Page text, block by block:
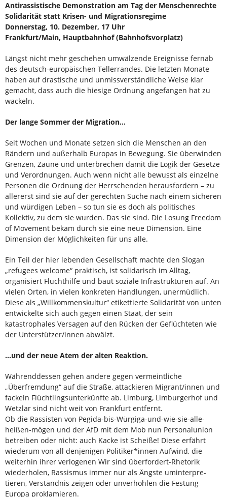
Antirassistische Demonstration am Tag der Menschenrechte
Solidarität statt Krisen- und Migrationsregime
Donnerstag, 10. Dezember, 17 Uhr
Frankfurt/Main, Hauptbahnhof (Bahnhofsvorplatz)
Längst nicht mehr geschehen umwälzende Ereignisse fernab
des deutsch-europäischen Tellerrandes. Die letzten Monate
haben auf drastische und unmissverständliche Weise klar
gemacht, dass auch die hiesige Ordnung angefangen hat zu
wackeln.
Der lange Sommer der Migration…
Seit Wochen und Monate setzen sich die Men­schen an den
Rändern und außerhalb Europas in Bewegung. Sie überwinden
Grenzen, Zäune und unterbrechen damit die Logik der Gesetze
und Ver­ordnungen. Auch wenn nicht alle bewusst als ein­zelne
Personen die Ordnung der Herrschenden herausfordern – zu
allererst sind sie auf der ge­rechten Suche nach einem sicheren
und würdigen Leben – so tun sie es doch als politisches
Kollektiv, zu dem sie wurden. Das sie sind. Die Losung Freedom
of Movement bekam durch sie eine neue Dimension. Eine
Dimension der Möglichkei­ten für uns alle.
Ein Teil der hier lebenden Gesellschaft machte den Slogan
„refugees welcome“ praktisch, ist solida­risch im Alltag,
organisiert Fluchthilfe und baut so­ziale Infrastrukturen auf. An
vielen Orten, in vielen konkreten Handlungen, unermüdlich.
Diese als „Willkommenskultur“ etikettierte Solidarität von un­ten
entwickelte sich auch gegen einen Staat, der sein
katastrophales Versagen auf den Rücken der Geflüchteten wie
der Unterstützer/innen abwälzt.
…und der neue Atem der alten Reaktion.
Währenddessen gehen andere gegen vermeintli­che
„Überfremdung“ auf die Straße, attackieren Mi­grant/innen und
fackeln Flüchtlingsunterkünfte ab. Limburg, Limburgerhof und
Wetzlar sind nicht weit von Frankfurt entfernt.
Ob die Rassisten von Pegida-bis-Würgiga-un­d-wie-sie-alle-
heißen-mögen und der AfD mit dem Mob nun Personalunion
betreiben oder nicht: auch Kacke ist Scheiße! Diese erfährt
wiederum von all denjenigen Politiker*innen Aufwind, die
weiterhin ihrer verlogenen Wir sind überfordert-Rhetorik
wiederholen, Rassismus immer nur als Ängste uminterpre­
tieren, Verständnis zeigen oder unverhohlen die Festung
Europa proklamieren.